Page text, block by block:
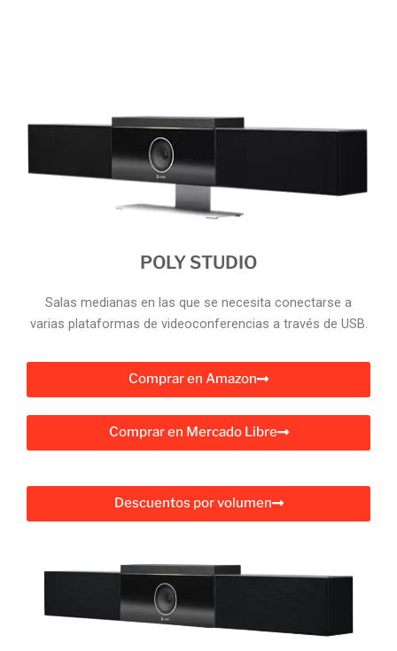
POLY STUDIO
Salas medianas en las que se necesita conectarse a
varias plataformas de videoconferencias a través de USB.
Comprar en Amazon
Comprar en Mercado Libre
Descuentos por volumen